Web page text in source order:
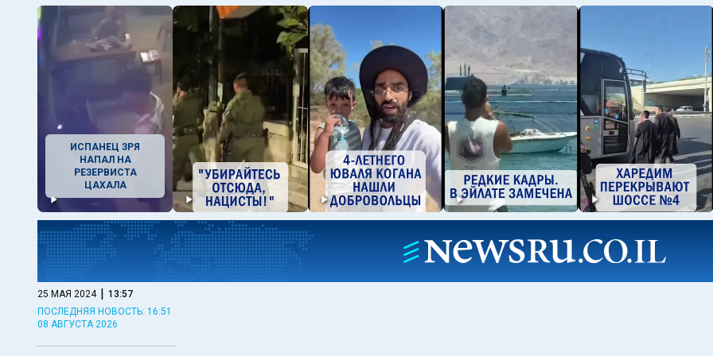
ИСПАНЕЦ ЗРЯ
НАПАЛ НА
РЕЗЕРВИСТА
ЦАХАЛА
25 МАЯ 2024 | 13:57
ПОСЛЕДНЯЯ НОВОСТЬ: 16:51
08 АВГУСТА 2026